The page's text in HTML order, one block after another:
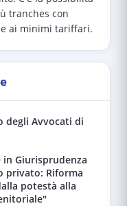
tranches con
ai minimi tariffari.
degli Avvocati di
Giurisprudenza
privato: Riforma
potestà alla